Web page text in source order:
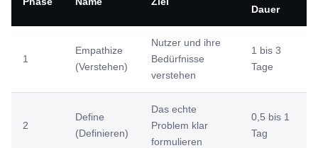
Dauer
1
Empathize
(Verstehen)
Nutzer und ihre
Bedürfnisse
verstehen
1 bis 3
Tage
2
Define
(Definieren)
Das echte
Problem klar
formulieren
0,5 bis 1
Tag